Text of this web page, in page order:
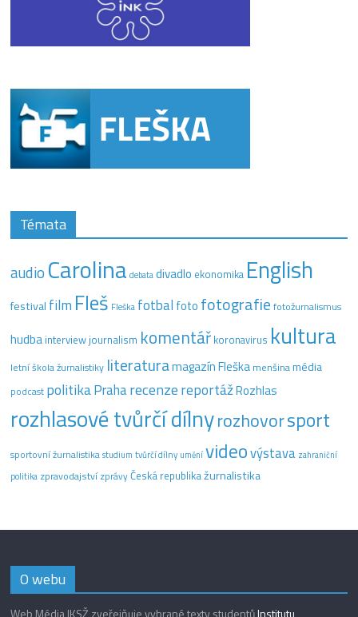
Témata
audio Carolina debata divadlo ekonomika English
festival film Fleš Fleška fotbal foto fotografie fotožurnalismus
hudba interview journalism komentář koronavirus kultura
letní škola žurnalistiky literaturamagazín Fleška menšinamédia
podcast politikaPraharecenzereportážRozhlas
rozhlasové tvůrčí dílnyrozhovorsport
sportovní žurnalistika studium tvůrčí dílny uměnívideovýstava zahraniční
politika zpravodajstvízprávyČeská republikažurnalistika
O webu
Web Média IKSŽ zveřejňuje vybrané texty studentůInstitutu